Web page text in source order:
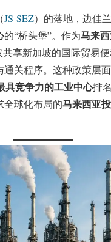
JS-SEZ）的落地，边佳
的“桥头堡”。作为马来
共享新加坡的国际贸易
关程序。这种政策层
具竞争力的工业中心排
全球化布局的马来西亚